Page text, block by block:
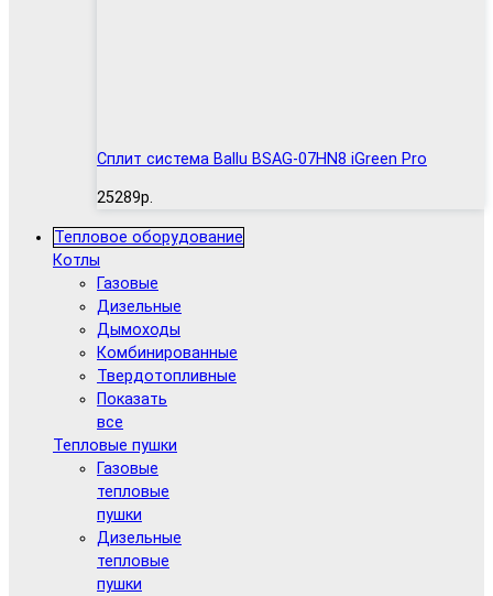
Сплит система Ballu BSAG-07HN8 iGreen Pro
25289р.
Тепловое оборудование
Котлы
Газовые
Дизельные
Дымоходы
Комбинированные
Твердотопливные
Показать
все
Тепловые пушки
Газовые
тепловые
пушки
Дизельные
тепловые
пушки